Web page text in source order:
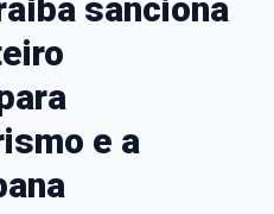
sanciona
e a